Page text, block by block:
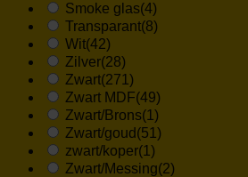
Smoke glas(4)
Transparant(8)
Wit(42)
Zilver(28)
Zwart(271)
Zwart MDF(49)
Zwart/Brons(1)
Zwart/goud(51)
zwart/koper(1)
Zwart/Messing(2)